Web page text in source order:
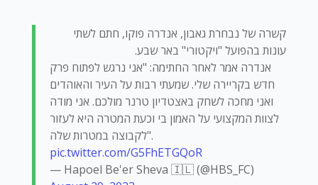
קשרה של נבחרת גאבון, אנדרה פוקו, חתם לשתי
עונות בהפועל "ויקטורי" באר שבע.
אנדרה אמר לאחר החתימה: "אני נרגש לפתוח פרק
חדש בקריירה שלי. שמעתי רבות על העיר והאוהדים
ואני מחכה לשחק באצטדיון טרנר מולכם. אני מודה
לצוות המקצועי על האמון בי וכעת המטרה היא לעזור
לקבוצה במטרות שלה".
pic.twitter.com/G5FhETGQoR
— Hapoel Be'er Sheva 🇮🇱 (@HBS_FC)